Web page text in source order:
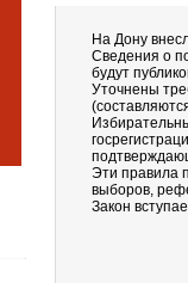
На Дону
Сведения о
будут
Уточнены
Эти правила
выборов,
Закон